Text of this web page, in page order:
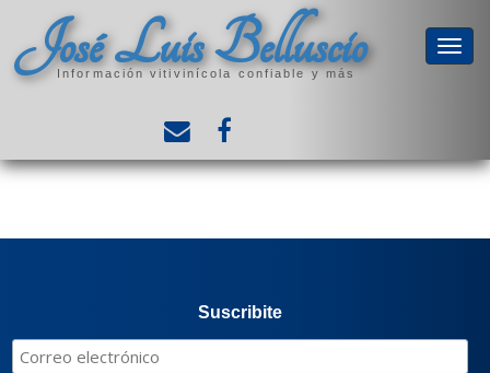
José Luis Belluscio
Información vitivinícola confiable y más
Suscribite